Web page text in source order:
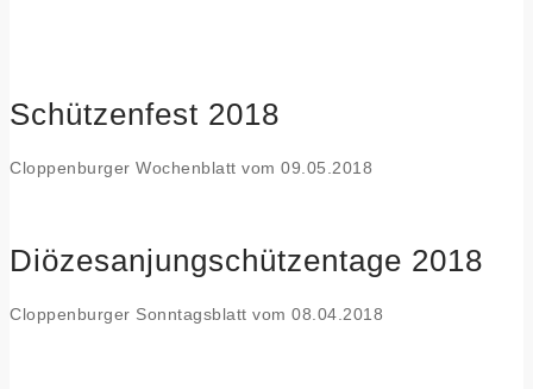
Schützenfest 2018
Cloppenburger Wochenblatt vom 09.05.2018
Diözesanjungschützentage 2018
Cloppenburger Sonntagsblatt vom 08.04.2018